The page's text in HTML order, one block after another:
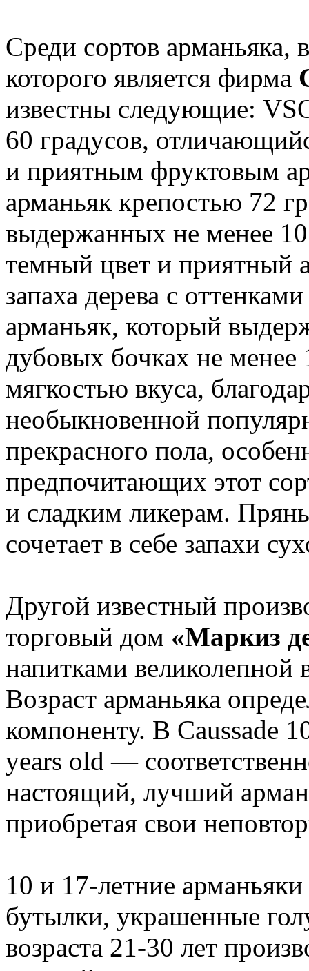
Среди сортов
которого является фирма
известны следующие:
60 градусов,
и приятным фруктовым
арманьяк крепостью 72
выдержанных не менее
темный цвет и приятный
запаха дерева с
арманьяк, который
дубовых бочках не менее
мягкостью вкуса,
необыкновенной
прекрасного пола,
предпочитающих этот
и сладким ликерам.
сочетает в себе запахи
Другой известный
торговый дом «Маркиз
напитками великолепной
Возраст арманьяка
компоненту. В Caussade
years old —
настоящий, лучший
приобретая свои
10 и 17-летние
бутылки, украшенные
возраста 21-30 лет